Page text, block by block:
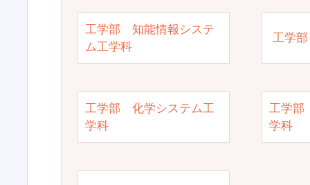
工学部 知能情報システ
ム工学科
工学
工学部 化学システム工
学科
工学部
学科